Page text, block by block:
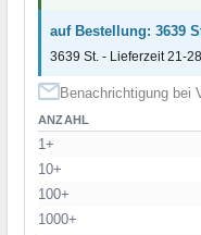
auf Bestellung: 3639
3639 St. - Lieferzeit 21-
Benachrichtigung bei
ANZAHL
1+
10+
100+
1000+